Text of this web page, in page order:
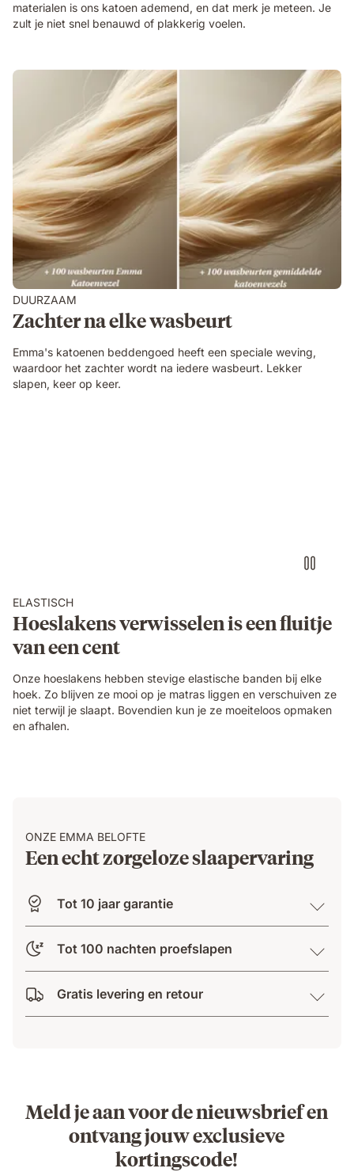
materialen is ons katoen ademend, en dat merk je meteen. Je
zult je niet snel benauwd of plakkerig voelen.
DUURZAAM
Zachter na elke wasbeurt
Emma's katoenen beddengoed heeft een speciale weving,
waardoor het zachter wordt na iedere wasbeurt. Lekker
slapen, keer op keer.
ELASTISCH
Hoeslakens verwisselen is een fluitje
van een cent
Onze hoeslakens hebben stevige elastische banden bij elke
hoek. Zo blijven ze mooi op je matras liggen en verschuiven ze
niet terwijl je slaapt. Bovendien kun je ze moeiteloos opmaken
en afhalen.
ONZE EMMA BELOFTE
Een echt zorgeloze slaapervaring
Tot 10 jaar garantie
Tot 100 nachten proefslapen
Gratis levering en retour
Meld je aan voor de nieuwsbrief en
ontvang jouw exclusieve
kortingscode!